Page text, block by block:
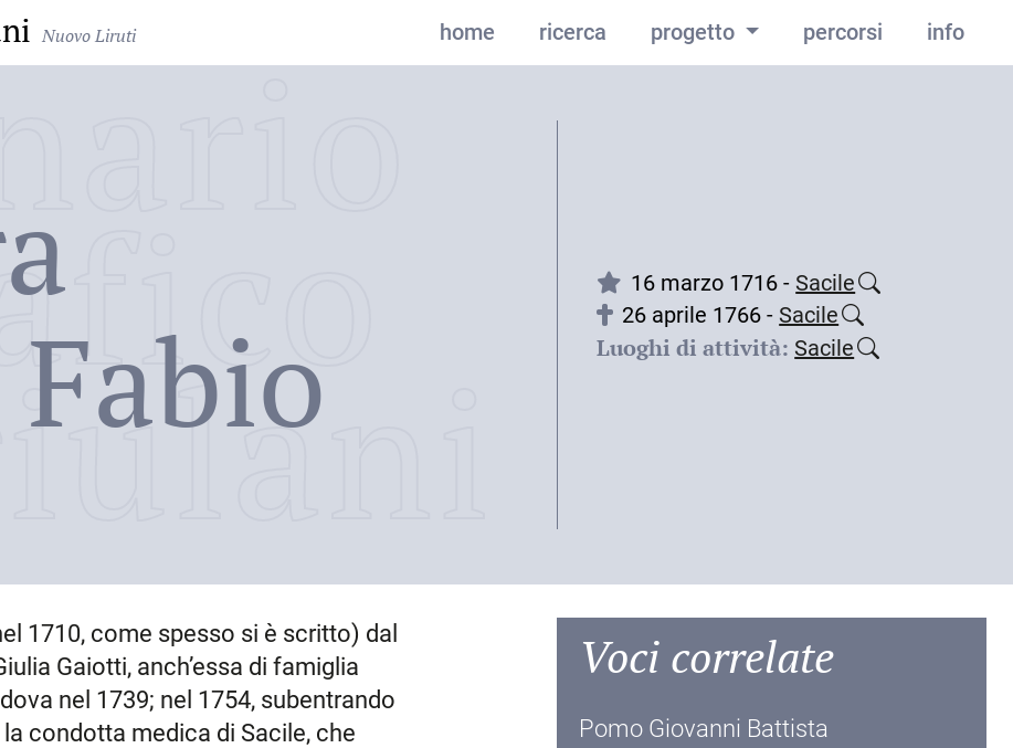
Nuovo Liruti home ricerca progetto percorsi info
16 marzo 1716 - Sacile
26 aprile 1766 - Sacile
Luoghi di attività: Sacile
1710, come spesso si è scritto) dal
Gaiotti, anch’essa di famiglia
nel 1739; nel 1754, subentrando
condotta medica di Sacile, che
Voci correlate
Pomo Giovanni Battista